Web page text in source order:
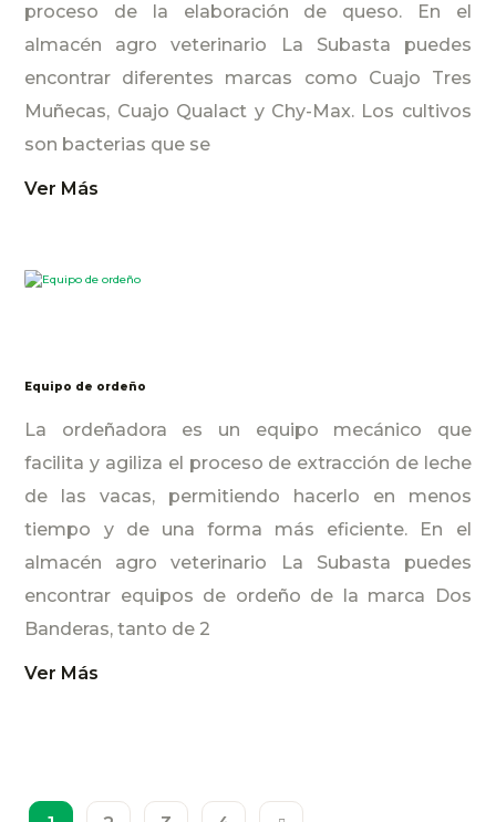
proceso de la elaboración de queso. En el
almacén agro veterinario La Subasta puedes
encontrar diferentes marcas como Cuajo Tres
Muñecas, Cuajo Qualact y Chy-Max. Los cultivos
son bacterias que se
Ver Más
Equipo de ordeño
La ordeñadora es un equipo mecánico que
facilita y agiliza el proceso de extracción de leche
de las vacas, permitiendo hacerlo en menos
tiempo y de una forma más eficiente. En el
almacén agro veterinario La Subasta puedes
encontrar equipos de ordeño de la marca Dos
Banderas, tanto de 2
Ver Más